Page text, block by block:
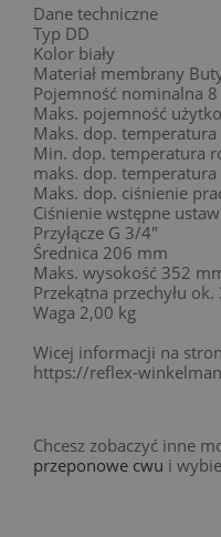
Dane techniczne
Typ DD
Kolor biały
Materiał membrany
Pojemność nominalna 8
Maks. pojemność
Maks. dop. temperatura
Min. dop. temperatura
maks. dop. temperatura
Maks. dop. ciśnienie
Ciśnienie wstępne
Przyłącze G 3/4"
Średnica 206 mm
Maks. wysokość 352
Przekątna przechyłu
Waga 2,00 kg
Wicej informacji na
https://reflex-
Chcesz zobaczyć inne
przeponowe cwu i